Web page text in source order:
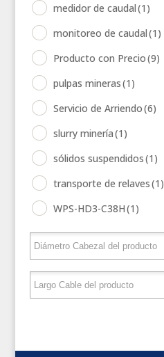
medidor de caudal(1)
monitoreo de caudal(1)
Producto con Precio(9)
pulpas mineras(1)
Servicio de Arriendo(6)
slurry minería(1)
sólidos suspendidos(1)
transporte de relaves(1)
WPS-HD3-C38H(1)